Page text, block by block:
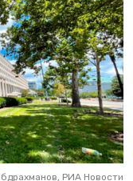
РИА Новости